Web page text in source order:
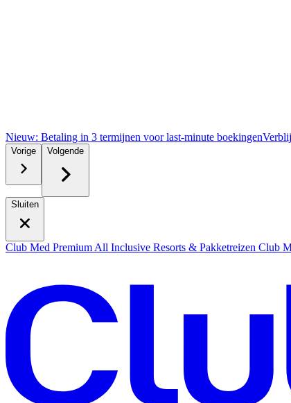
Nieuw: Betaling in 3 termijnen voor last-minute boekingen
Vorige Volgende
Sluiten
Club Med Premium All Inclusive Resorts & Pakketreizen Club